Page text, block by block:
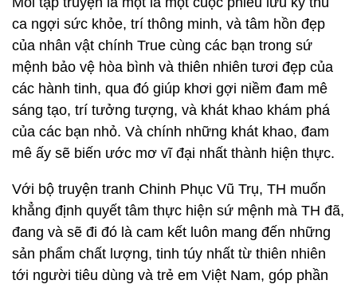
ca ngợi sức khỏe, trí thông minh, và tâm hồn đẹp
của nhân vật chính True cùng các bạn trong sứ
mệnh bảo vệ hòa bình và thiên nhiên tươi đẹp của
các hành tinh, qua đó giúp khơi gợi niềm đam mê
sáng tạo, trí tưởng tượng, và khát khao khám phá
của các bạn nhỏ. Và chính những khát khao, đam
mê ấy sẽ biến ước mơ vĩ đại nhất thành hiện thực.
Với bộ truyện tranh Chinh Phục Vũ Trụ, TH muốn
khẳng định quyết tâm thực hiện sứ mệnh mà TH đã,
đang và sẽ đi đó là cam kết luôn mang đến những
sản phẩm chất lượng, tinh túy nhất từ thiên nhiên
tới người tiêu dùng và trẻ em Việt Nam, góp phần